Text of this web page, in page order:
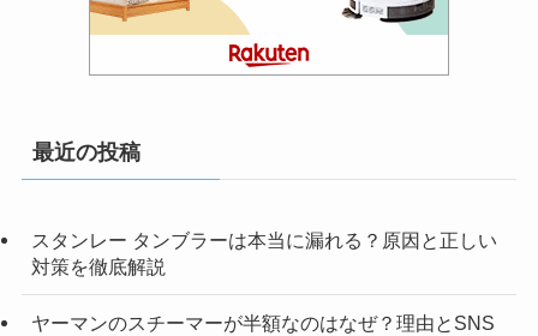
最近の投稿
スタンレー タンブラーは本当に漏れる？原因と正しい
対策を徹底解説
ヤーマンのスチーマーが半額なのはなぜ？理由とSNS